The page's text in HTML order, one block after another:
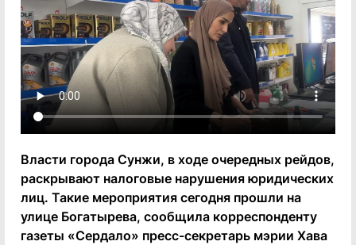
Власти города Сунжи, в ходе очередных рейдов,
раскрывают налоговые нарушения юридических
лиц. Такие мероприятия сегодня прошли на
улице Богатырева, сообщила корреспонденту
газеты «Сердало» пресс-секретарь мэрии Хава